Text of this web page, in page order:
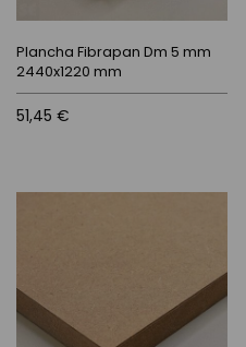
Plancha Fibrapan Dm 5 mm
2440x1220 mm
51,45 €